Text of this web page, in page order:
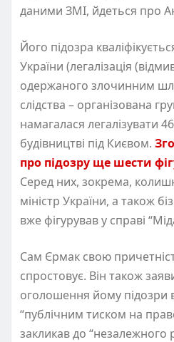
даними ЗМІ, йдеться про
Його підозра
України (легалізація
одержаного злочинним
слідства – організована
намагалася легалізувати
будівництві під Києвом.
про підозру ще шести
Серед них, зокрема,
міністр України, а також
вже фігурував у справі
Сам Єрмак свою
спростовує. Він також
оголошення йому підозри
“публічним тиском на
закликав до “незалежного